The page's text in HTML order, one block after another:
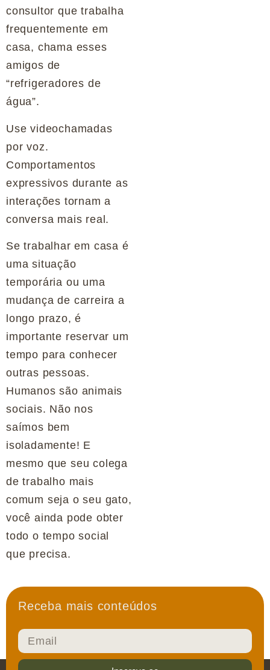
consultor que trabalha
frequentemente em
casa, chama esses
amigos de
“refrigeradores de
água”.
Use videochamadas
por voz.
Comportamentos
expressivos durante as
interações tornam a
conversa mais real.
Se trabalhar em casa é
uma situação
temporária ou uma
mudança de carreira a
longo prazo, é
importante reservar um
tempo para conhecer
outras pessoas.
Humanos são animais
sociais. Não nos
saímos bem
isoladamente! E
mesmo que seu colega
de trabalho mais
comum seja o seu gato,
você ainda pode obter
todo o tempo social
que precisa.
Receba mais conteúdos